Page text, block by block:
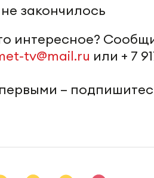
закончилось
интересное?
tv@mail.ru или + 7
–